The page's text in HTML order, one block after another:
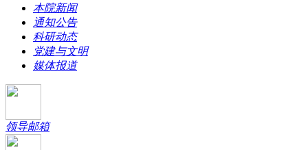
本院新闻
通知公告
科研动态
党建与文明
媒体报道
领导邮箱